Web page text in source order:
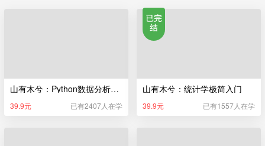
山有木兮：Python数据分析极简入门
39.9元 已有2407人在学
山有木兮：统计学极简入门
39.9元 已有1557人在学